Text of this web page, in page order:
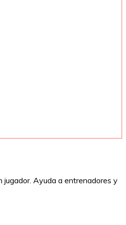
jugador. Ayuda a entrenadores y